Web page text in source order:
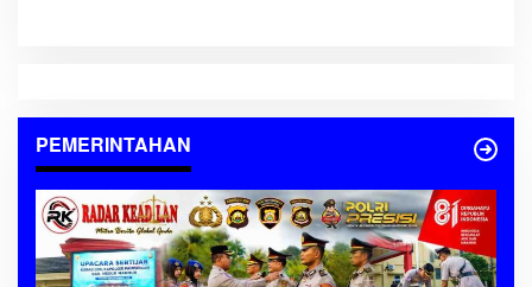
PEMERINTAHAN